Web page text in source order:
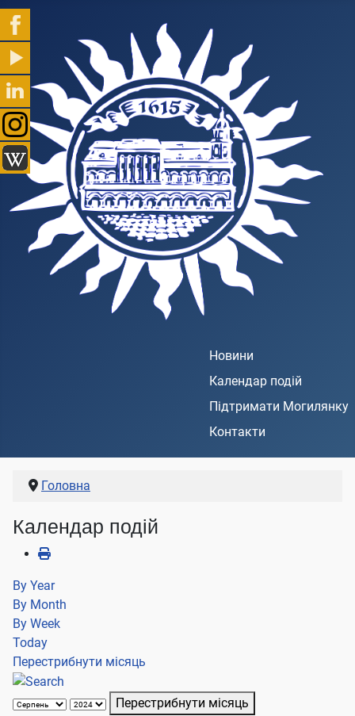
Новини
Календар подій
Підтримати Могилянку
Контакти
Головна
Календар подій
By Year
By Month
By Week
Today
Перестрибнути місяць
Перестрибнути місяць